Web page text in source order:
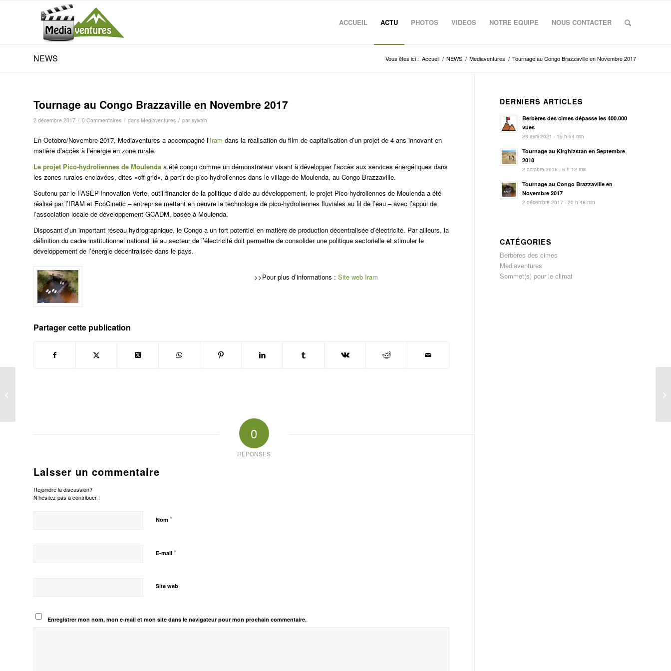
ACCUEIL ACTU PHOTOS VIDEOS NOTRE EQUIPE NOUS CONTACTER
NEWS Vous êtes ici : Accueil / NEWS / Mediaventures / Tournage au Congo Brazzaville en Novembre 2017
Tournage au Congo Brazzaville en Novembre 2017
2 décembre 2017 / 0 Commentaires / dans Mediaventures / par sylvain
En Octobre/Novembre 2017, Mediaventures a accompagné l’Iram dans la réalisation du film de capitalisation d’un projet de 4 ans innovant en
matière d’accès à l’énergie en zone rurale.
Le projet Pico-hydroliennes de Moulenda a été conçu comme un démonstrateur visant à développer l’accès aux services énergétiques dans
les zones rurales enclavées, dites «off-grid», à partir de pico-hydroliennes dans le village de Moulenda, au Congo-Brazzaville.
Soutenu par le FASEP-Innovation Verte, outil financier de la politique d’aide au développement, le projet Pico-hydroliennes de Moulenda a été
réalisé par l’IRAM et EcoCinetic – entreprise mettant en oeuvre la technologie de pico-hydroliennes fluviales au fil de l’eau – avec l’appui de
l’association locale de développement GCADM, basée à Moulenda.
Disposant d’un important réseau hydrographique, le Congo a un fort potentiel en matière de production décentralisée d’électricité. Par ailleurs, la
définition du cadre institutionnel national lié au secteur de l’électricité doit permettre de consolider une politique sectorielle et stimuler le
développement de l’énergie décentralisée dans le pays.
>>Pour plus d’informations : Site web Iram
Partager cette publication
0
RÉPONSES
Laisser un commentaire
Rejoindre la discussion?
N’hésitez pas à contribuer !
Nom *
E-mail *
Site web
Enregistrer mon nom, mon e-mail et mon site dans le navigateur pour mon prochain commentaire.
DERNIERS ARTICLES
Berbères des cimes dépasse les 400.000
vues
28 avril 2021 - 15 h 54 min
Tournage au Kirghizstan en Septembre
2018
2 octobre 2018 - 6 h 12 min
Tournage au Congo Brazzaville en
Novembre 2017
2 décembre 2017 - 20 h 48 min
CATÉGORIES
Berbères des cimes
Mediaventures
Sommet(s) pour le climat